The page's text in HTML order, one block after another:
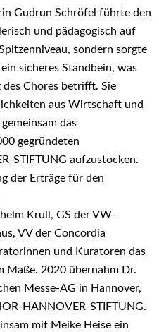
Gudrun Schröfel führte den
und pädagogisch auf
sondern sorgte
sicheres Standbein, was
Chores betrifft. Sie
aus Wirtschaft und
das
gegründeten
STIFTUNG aufzustocken.
der Erträge für den
Krull, GS der VW-
VV der Concordia
und Kuratoren das
Maße. 2020 übernahm Dr.
Messe-AG in Hannover,
HANNOVER-STIFTUNG.
mit Meike Heise ein